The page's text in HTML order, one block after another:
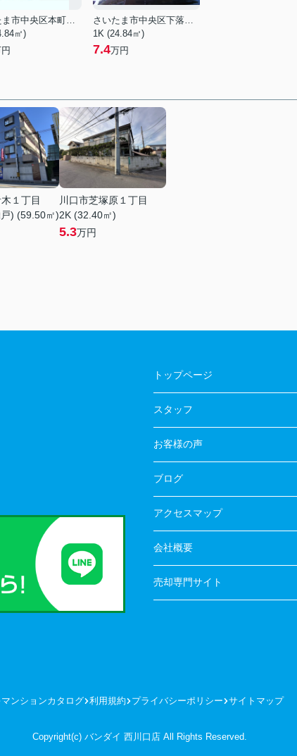
さいたま市中央区本町西２丁目
㎡)
さいたま市中央区下落合５丁目
1K (24.84㎡)
7.4万円
１丁目
) (59.50㎡)
川口市芝塚原１丁目
2K (32.40㎡)
5.3万円
トップページ
スタッフ
お客様の声
ブログ
アクセスマップ
会社概要
売却専門サイト
マンションカタログ 利用規約 プライバシーポリシー サイトマップ
Copyright(c) バンダイ 西川口店 All Rights Reserved.